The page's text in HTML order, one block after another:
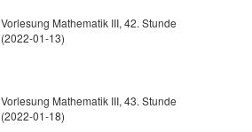
Vorlesung Mathematik III, 42. Stunde
(2022-01-13)
Vorlesung Mathematik III, 43. Stunde
(2022-01-18)